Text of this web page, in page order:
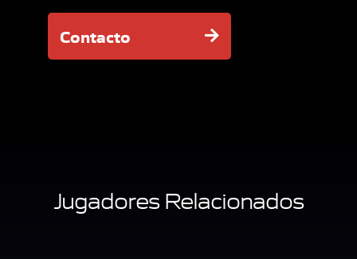
Contacto
Jugadores Relacionados